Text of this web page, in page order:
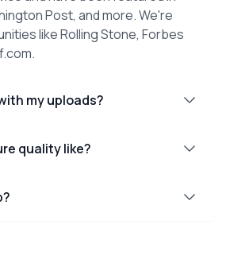
Post, and more. We're
like Rolling Stone, Forbes
my uploads?
quality like?